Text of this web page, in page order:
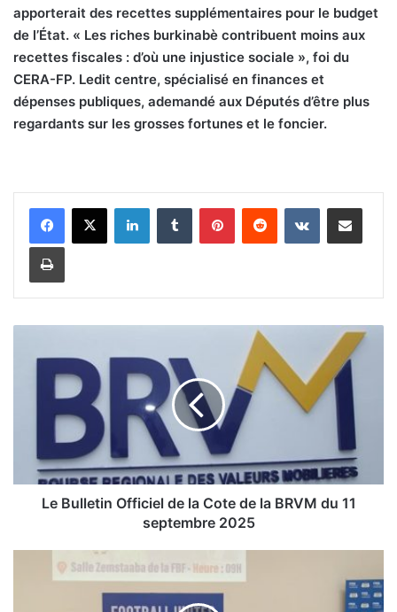
apporterait des recettes supplémentaires pour le budget
de l’État. « Les riches burkinabè contribuent moins aux
recettes fiscales : d’où une injustice sociale », foi du
CERA-FP. Ledit centre, spécialisé en finances et
dépenses publiques, ademandé aux Députés d’être plus
regardants sur les grosses fortunes et le foncier.
t
Le Bulletin Officiel de la Cote de la BRVM du 11
septembre 2025